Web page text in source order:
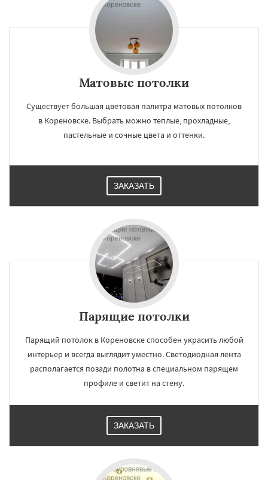
Матовые потолки
Существует большая цветовая палитра матовых потолков
в Кореновске. Выбрать можно теплые, прохладные,
пастельные и сочные цвета и оттенки.
ЗАКАЗАТЬ
Парящие потолки
Парящий потолок в Кореновске способен украсить любой
интерьер и всегда выглядит уместно. Светодиодная лента
располагается позади полотна в специальном парящем
профиле и светит на стену.
ЗАКАЗАТЬ